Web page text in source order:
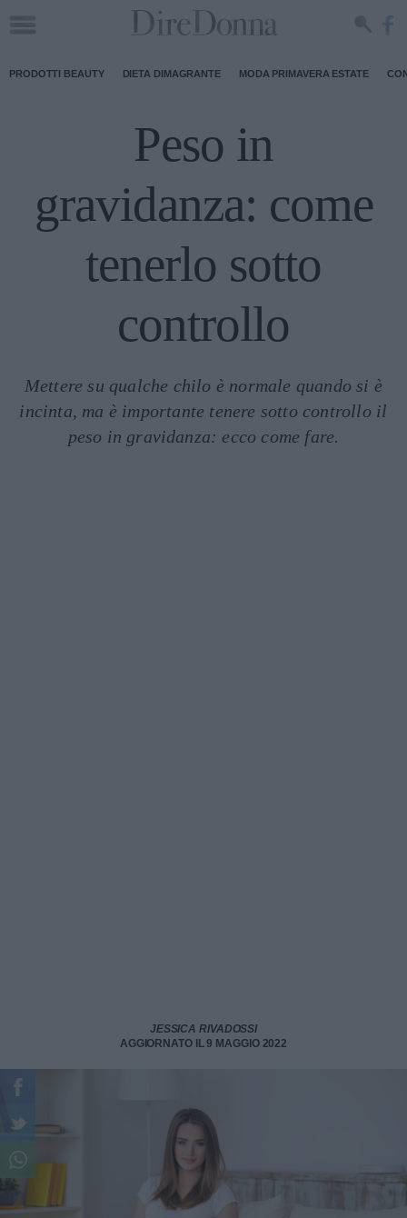
PRODOTTI BEAUTY DIETA DIMAGRANTE MODA PRIMAVERA ESTATE
Peso in
gravidanza: come
tenerlo sotto
controllo
Mettere su qualche chilo è normale quando si è
incinta, ma è importante tenere sotto controllo il
peso in gravidanza: ecco come fare.
JESSICA RIVADOSSI
AGGIORNATO IL 9 MAGGIO 2022